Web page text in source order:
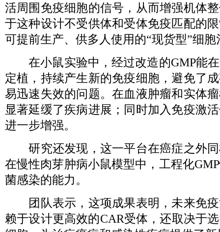
活周围免疫细胞的信号，从而增强机体
于这种设计不受供体和受体免疫匹配的
可提前生产、供多人使用的“现货型”细
在小鼠实验中，经过改造的GMP能在
定植，持续产生新的免疫细胞，避免了
易迅速失效的问题。在血液肿瘤和实体
显著延缓了疾病进展；同时加入免疫激
进一步增强。
研究还发现，这一平台在癌症之外同
在慢性肉芽肿病小鼠模型中，工程化
菌感染的能力。
团队表示，这项成果表明，未来免疫
赖于设计更高效的CAR受体，还取决于